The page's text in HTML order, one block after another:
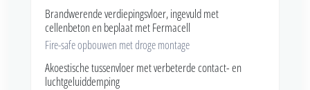
Brandwerende verdiepingsvloer, ingevuld met
cellenbeton en beplaat met Fermacell
Fire-safe opbouwen met droge montage
Akoestische tussenvloer met verbeterde contact- en
luchtgeluiddemping